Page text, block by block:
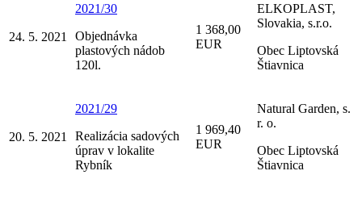
24. 5. 2021
2021/30
Objednávka
plastových nádob
120l.
1 368,00
EUR
ELKOPLAST,
Slovakia, s.r.o.
Obec Liptovská
Štiavnica
20. 5. 2021
2021/29
Realizácia sadových
úprav v lokalite
Rybník
1 969,40
EUR
Natural Garden, s.
r. o.
Obec Liptovská
Štiavnica